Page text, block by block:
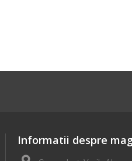
Informatii despre